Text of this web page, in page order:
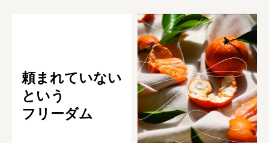
頼まれていない
という
フリーダム